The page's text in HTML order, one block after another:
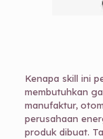
Kenapa skill ini
membutuhkan
manufaktur,
perusahaan
produk dibuat.